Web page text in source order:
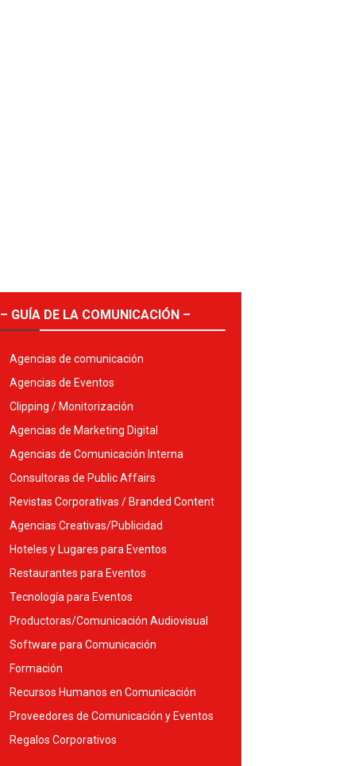
– GUÍA DE LA COMUNICACIÓN –
Agencias de comunicación
Agencias de Eventos
Clipping / Monitorización
Agencias de Marketing Digital
Agencias de Comunicación Interna
Consultoras de Public Affairs
Revistas Corporativas / Branded Content
Agencias Creativas/Publicidad
Hoteles y Lugares para Eventos
Restaurantes para Eventos
Tecnología para Eventos
Productoras/Comunicación Audiovisual
Software para Comunicación
Formación
Recursos Humanos en Comunicación
Proveedores de Comunicación y Eventos
Regalos Corporativos